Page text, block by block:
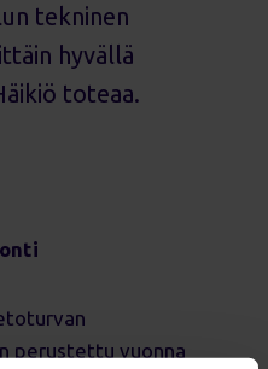
tekninen
hyvällä
toteaa.
perustettu vuonna